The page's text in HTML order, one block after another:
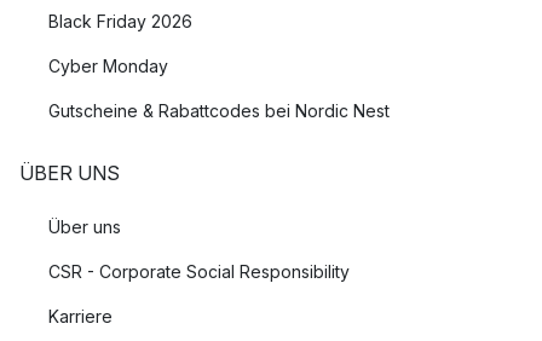
Black Friday 2026
Cyber Monday
Gutscheine & Rabattcodes bei Nordic Nest
ÜBER UNS
Über uns
CSR - Corporate Social Responsibility
Karriere